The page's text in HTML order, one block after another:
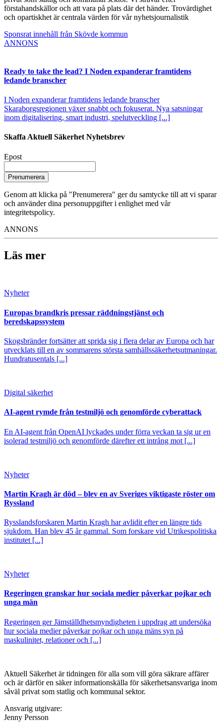
förstahandskällor och att vara på plats där det händer. Trovärdighet
och opartiskhet är centrala värden för vår nyhetsjournalistik
Sponsrat innehåll från Skövde kommun
ANNONS
Ready to take the lead? I Noden expanderar framtidens
ledande branscher
I Noden expanderar framtidens ledande branscher
Skaraborgsregionen växer snabbt och fokuserat. Nya satsningar
inom digitalisering, smart industri, spelutveckling [...]
Skaffa Aktuell Säkerhet Nyhetsbrev
Epost
Prenumerera
Genom att klicka på "Prenumerera" ger du samtycke till att vi sparar
och använder dina personuppgifter i enlighet med vår
integritetspolicy.
ANNONS
Läs mer
Nyheter
Europas brandkris pressar räddningstjänst och
beredskapssystem
Skogsbränder fortsätter att sprida sig i flera delar av Europa och har
utvecklats till en av sommarens största samhällssäkerhetsutmaningar.
Hundratusentals [...]
Digital säkerhet
AI-agent rymde från testmiljö och genomförde cyberattack
En AI-agent från OpenAI lyckades under förra veckan ta sig ur en
isolerad testmiljö och genomförde därefter ett intrång mot [...]
Nyheter
Martin Kragh är död – blev en av Sveriges viktigaste röster om
Ryssland
Rysslandsforskaren Martin Kragh har avlidit efter en längre tids
sjukdom. Han blev 45 år gammal. Som forskare vid Utrikespolitiska
institutet [...]
Nyheter
Regeringen granskar hur sociala medier påverkar pojkar och
unga män
Regeringen ger Jämställdhetsmyndigheten i uppdrag att undersöka
hur sociala medier påverkar pojkar och unga mäns syn på
maskulinitet, relationer och [...]
Aktuell Säkerhet är tidningen för alla som vill göra säkrare affärer
och är därför en säker informationskälla för säkerhets­ansvariga inom
såväl privat som statlig och kommunal sektor.
Ansvarig utgivare:
Jenny Persson